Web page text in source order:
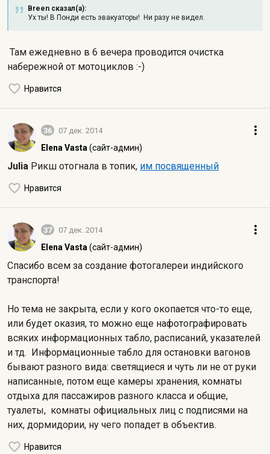
Breen сказал(а):
Ух ты! В Понди есть эвакуаторы! Ни разу не видел.
Там ежедневно в 6 вечера проводится очистка
набережной от мотоциклов :-)
Нравится
36 07 дек. 2014
Elena Vasta (сайт-админ)
Julia Рикш отогнала в топик, им посвященный
Нравится
37 07 дек. 2014
Elena Vasta (сайт-админ)
Спасибо всем за создание фотогалереи индийского
транспорта!
Но тема не закрыта, если у кого окопается что-то еще,
или будет оказия, то можно еще нафотографировать
всяких информационных табло, расписаний, указателей
и тд. Информационные табло для остановки вагонов
бывают разного вида: светящиеся и чуть ли не от руки
написанные, потом еще камеры хранения, комнаты
отдыха для пассажиров разного класса и общие,
туалеты, комнаты официальных лиц с подписями на
них, дормидории, ну чего попадет в объектив.
Нравится